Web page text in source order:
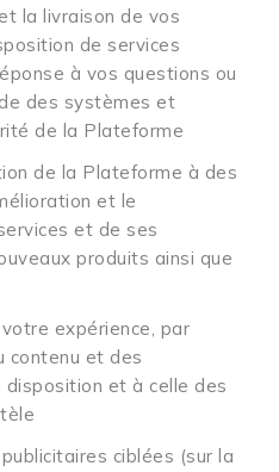
la livraison de vos
de services
à vos questions ou
des systèmes et
de la Plateforme
de la Plateforme à des
et le
et de ses
produits ainsi que
expérience, par
contenu et des
et à celle des
publicitaires ciblées (sur la